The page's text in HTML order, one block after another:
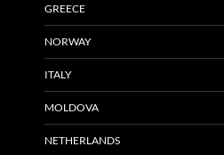
GREECE
NORWAY
ITALY
MOLDOVA
NETHERLANDS